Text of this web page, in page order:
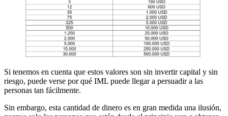
Si tenemos en cuenta que estos valores son sin invertir capital y sin
riesgo, puede verse por qué IML puede llegar a persuadir a las
personas tan fácilmente.
Sin embargo, esta cantidad de dinero es en gran medida una ilusión,